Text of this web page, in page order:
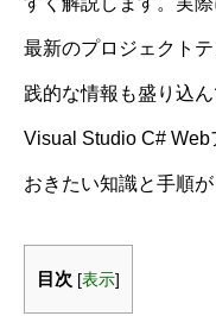
最新のプロジェクト
践的な情報も盛り込
Visual Studio C# Web
おきたい知識と手順
目次 [表示]